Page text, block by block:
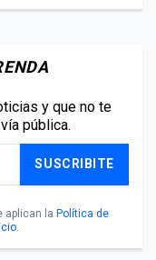
y que no te
pública.
SUSCRIBITE
aplican la Política de
.